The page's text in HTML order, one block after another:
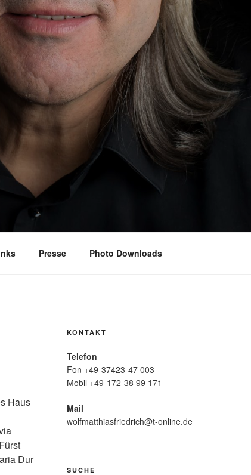
Presse Photo Downloads
Haus
Dur
KONTAKT
Telefon
Fon +49-37423-47 003
Mobil +49-172-38 99 171
Mail
wolfmatthiasfriedrich@t-online.de
SUCHE